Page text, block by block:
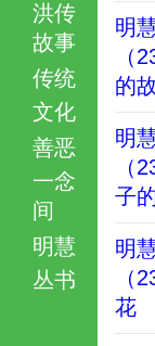
洪传
故事
传统
文化
善恶
一念
间
明慧
丛书
明
（
的
明
（
子
明
（
花